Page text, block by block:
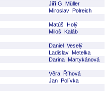
Jiří G. Müller
Miroslav Polreich
Matúš Holý
Miloš Kaláb
Daniel Veselý
Ladislav Metelka
Darina Martykánová
Věra Říhová
Jan Polívka